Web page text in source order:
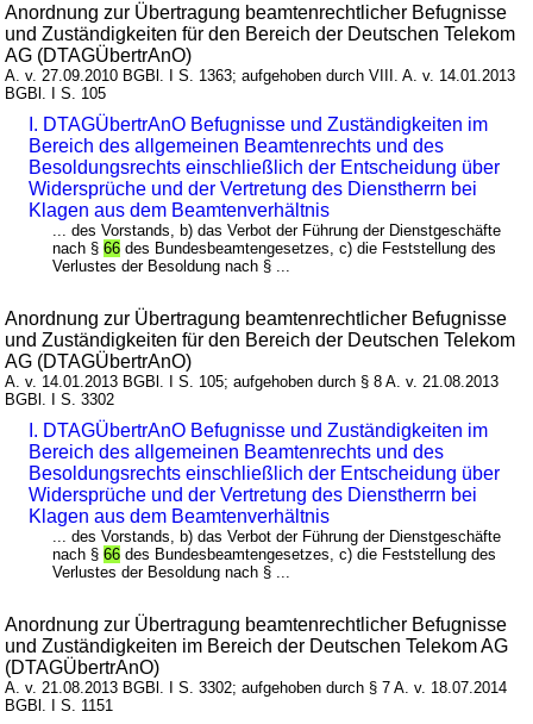
Anordnung zur Übertragung beamtenrechtlicher Befugnisse
und Zuständigkeiten für den Bereich der Deutschen Telekom
AG (DTAGÜbertrAnO)
A. v. 27.09.2010 BGBl. I S. 1363; aufgehoben durch VIII. A. v. 14.01.2013
BGBl. I S. 105
I. DTAGÜbertrAnO Befugnisse und Zuständigkeiten im
Bereich des allgemeinen Beamtenrechts und des
Besoldungsrechts einschließlich der Entscheidung über
Widersprüche und der Vertretung des Dienstherrn bei
Klagen aus dem Beamtenverhältnis
... des Vorstands, b) das Verbot der Führung der Dienstgeschäfte
nach §66 des Bundesbeamtengesetzes, c) die Feststellung des
Verlustes der Besoldung nach § ...
Anordnung zur Übertragung beamtenrechtlicher Befugnisse
und Zuständigkeiten für den Bereich der Deutschen Telekom
AG (DTAGÜbertrAnO)
A. v. 14.01.2013 BGBl. I S. 105; aufgehoben durch § 8 A. v. 21.08.2013
BGBl. I S. 3302
I. DTAGÜbertrAnO Befugnisse und Zuständigkeiten im
Bereich des allgemeinen Beamtenrechts und des
Besoldungsrechts einschließlich der Entscheidung über
Widersprüche und der Vertretung des Dienstherrn bei
Klagen aus dem Beamtenverhältnis
... des Vorstands, b) das Verbot der Führung der Dienstgeschäfte
nach §66 des Bundesbeamtengesetzes, c) die Feststellung des
Verlustes der Besoldung nach § ...
Anordnung zur Übertragung beamtenrechtlicher Befugnisse
und Zuständigkeiten im Bereich der Deutschen Telekom AG
(DTAGÜbertrAnO)
A. v. 21.08.2013 BGBl. I S. 3302; aufgehoben durch § 7 A. v. 18.07.2014
BGBl. I S. 1151